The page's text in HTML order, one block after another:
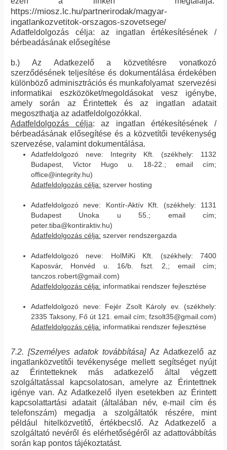
https://miosz.lc.hu/partnerirodak/magyar-
ingatlankozvetitok-orszagos-szovetsege/
Adatfeldolgozás célja: az ingatlan értékesítésének /
bérbeadásának elősegítése
b.) Az Adatkezelő a közvetítésre vonatkozó
szerződésének teljesítése és dokumentálása érdekében
különböző adminisztrációs és munkafolyamat szervezési
informatikai eszközöket/megoldásokat vesz igénybe,
amely során az Érintettek és az ingatlan adatait
megoszthatja az adatfeldolgozókkal.
Adatfeldolgozás célja: az ingatlan értékesítésének /
bérbeadásának elősegítése és a közvetítői tevékenység
szervezése, valamint dokumentálása.
Adatfeldolgozó neve: Integrity Kft. (székhely: 1132
Budapest, Victor Hugo u. 18-22.; email cím;
office@integrity.hu)
Adatfeldolgozás célja: szerver hosting
Adatfeldolgozó neve: Kontír-Aktív Kft. (székhely: 1131
Budapest Unoka u 55.; email cím;
peter.tiba@kontiraktiv.hu)
Adatfeldolgozás célja: szerver rendszergazda
Adatfeldolgozó neve: HolMiKi Kft. (székhely: 7400
Kaposvár, Honvéd u. 16/b. fszt. 2,; email cím;
tanczos.robert@gmail.com)
Adatfeldolgozás célja: informatikai rendszer fejlesztése
Adatfeldolgozó neve: Fejér Zsolt Károly ev. (székhely:
2335 Taksony, Fő út 121. email cím; fzsolt35@gmail.com)
Adatfeldolgozás célja: informatikai rendszer fejlesztése
7.2. [Személyes adatok továbbítása] Az Adatkezelő az
ingatlanközvetítői tevékenysége mellett segítséget nyújt
az Érintetteknek más adatkezelő által végzett
szolgáltatással kapcsolatosan, amelyre az Érintettnek
igénye van. Az Adatkezelő ilyen esetekben az Érintett
kapcsolattartási adatait (általában név, e-mail cím és
telefonszám) megadja a szolgáltatók részére, mint
például hitelközvetítő, értékbecslő. Az Adatkezelő a
szolgáltató nevéről és elérhetőségéről az adattovábbítás
során kap pontos tájékoztatást.